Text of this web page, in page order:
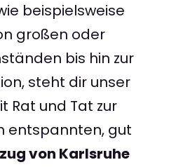
beispielsweise
großen oder
bis hin zur
steht dir unser
Rat und Tat zur
entspannten, gut
von Karlsruhe